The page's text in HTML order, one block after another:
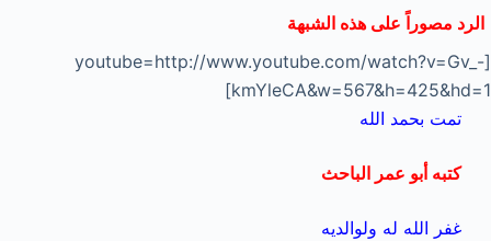
الرد مصوراً على هذه الشبهة
[youtube=http://www.youtube.com/watch?v=Gv_-
kmYleCA&w=567&h=425&hd=1]
تمت بحمد الله
كتبه أبو عمر الباحث
غفر الله له ولوالديه